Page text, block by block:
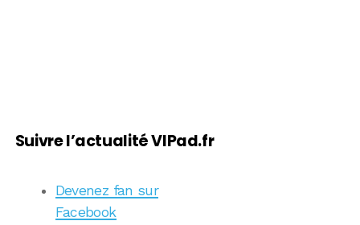
Suivre l’actualité VIPad.fr
Devenez fan sur
Facebook